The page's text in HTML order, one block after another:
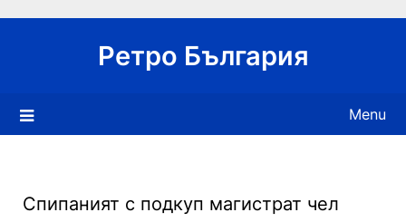
Ретро България
Menu
Спипаният с подкуп магистрат чел